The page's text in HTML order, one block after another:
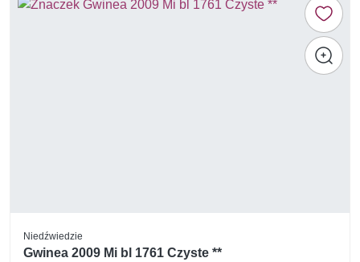
Niedźwiedzie
Gwinea 2009 Mi bl 1761 Czyste **